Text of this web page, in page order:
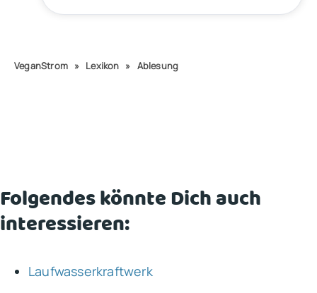
VeganStrom » Lexikon » Ablesung
Folgendes könnte Dich auch
interessieren:
Laufwasserkraftwerk